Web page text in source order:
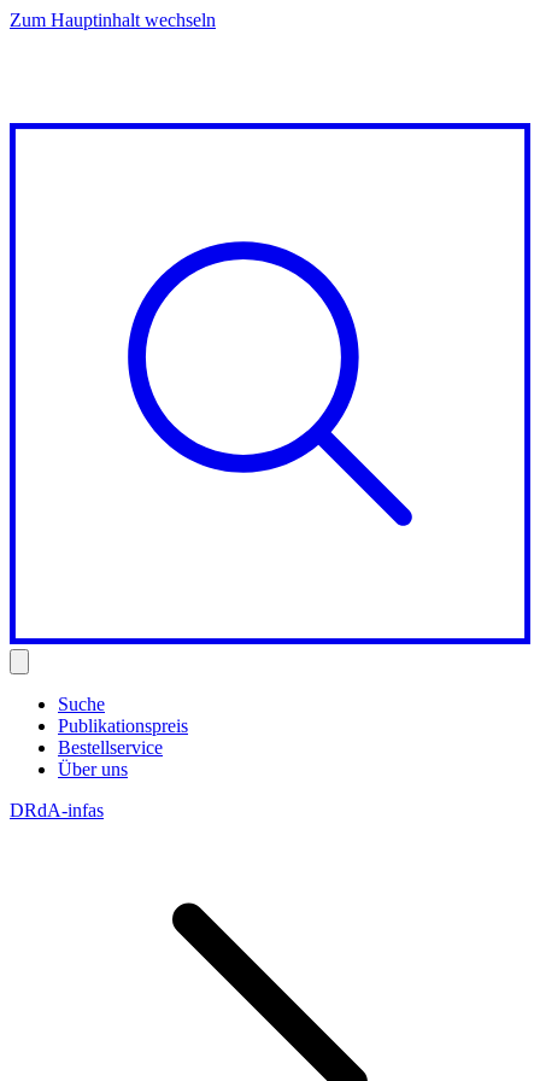
Zum Hauptinhalt wechseln
Suche
Publikationspreis
Bestellservice
Über uns
DRdA-infas